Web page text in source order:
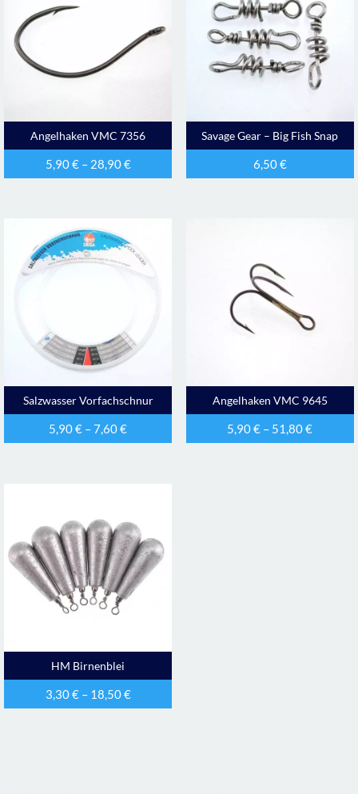
Angelhaken VMC 7356
5,90€– 28,90€
Savage Gear – Big Fish Snap
6,50€
Salzwasser Vorfachschnur
5,90€ –7,60€
Angelhaken VMC 9645
5,90€ – 51,80€
HM Birnenblei
3,30€– 18,50€